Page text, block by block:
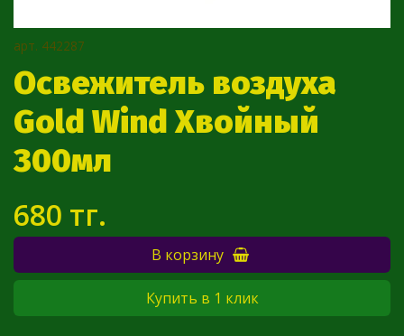
арт. 442287
Освежитель воздуха
Gold Wind Хвойный
300мл
680 тг.
В корзину
Купить в 1 клик